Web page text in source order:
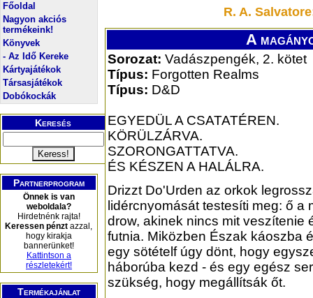
Főoldal
Nagyon akciós
termékeink!
Könyvek
- Az Idő Kereke
Kártyajátékok
Társasjátékok
Dobókockák
Keresés
Partnerprogram
Önnek is van
weboldala?
Hirdetnénk rajta!
Keressen pénzt azzal,
hogy kirakja
bannerünket!
Kattintson a
részletekért!
Termékajánlat
R. A.
A
Sorozat: Vadászpengék, 2. kötet
Típus: Forgotten Realms
Típus: D&D
EGYEDÜL A CSATATÉREN.
KÖRÜLZÁRVA.
SZORONGATTATVA.
ÉS KÉSZEN A HALÁLRA.
Drizzt Do'Urden az orkok
lidércnyomását testesíti meg: ő a
drow, akinek nincs mit veszítenie
futnia. Miközben Észak káoszba
egy sötételf úgy dönt, hogy
háborúba kezd - és egy egész
szükség, hogy megállítsák őt.